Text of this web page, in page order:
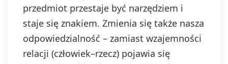
przedmiot przestaje być narzędziem i
staje się znakiem. Zmienia się także nasza
odpowiedzialność – zamiast wzajemności
relacji (człowiek–rzecz) pojawia się